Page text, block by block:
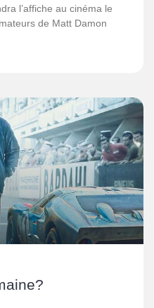
l’affiche au cinéma le
de Matt Damon